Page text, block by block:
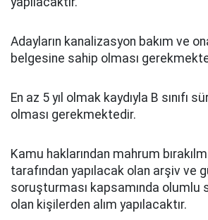
Adayların kanalizasyon bakım ve
belgesine sahip olması
En az 5 yıl olmak kaydıyla B sınıfı
olması gerekmektedir.
Kamu haklarından mahrum
tarafından yapılacak olan arşiv ve
soruşturması kapsamında olumlu
olan kişilerden alım yapılacaktır.